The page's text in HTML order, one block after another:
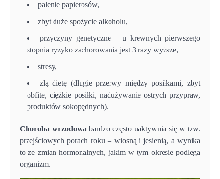
palenie papierosów,
zbyt duże spożycie alkoholu,
przyczyny genetyczne – u krewnych pierwszego
stopnia ryzyko zachorowania jest 3 razy wyższe,
stresy,
złą dietę (długie przerwy między posiłkami, zbyt
obfite, ciężkie posiłki, nadużywanie ostrych przypraw,
produktów sokopędnych).
Choroba wrzodowa bardzo często uaktywnia się w tzw.
przejściowych porach roku – wiosną i jesienią, a wynika
to ze zmian hormonalnych, jakim w tym okresie podlega
organizm.